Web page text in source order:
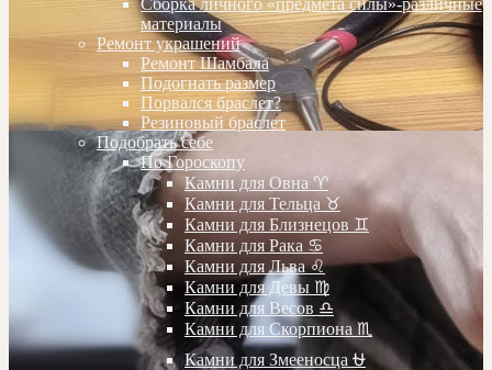
Сборка личного «предмета силы»-различные
материалы
Ремонт украшений
Ремонт Шамбала
Подогнать размер
Порвался браслет?
Резиновый браслет
Подобрать себе
По Гороскопу
Камни для Овна ♈️
Камни для Тельца ♉️
Камни для Близнецов ♊️
Камни для Рака ♋️
Камни для Льва ♌️
Камни для Девы ♍️
Камни для Весов ♎️
Камни для Скорпиона ♏️
Камни для Змееносца ⛎